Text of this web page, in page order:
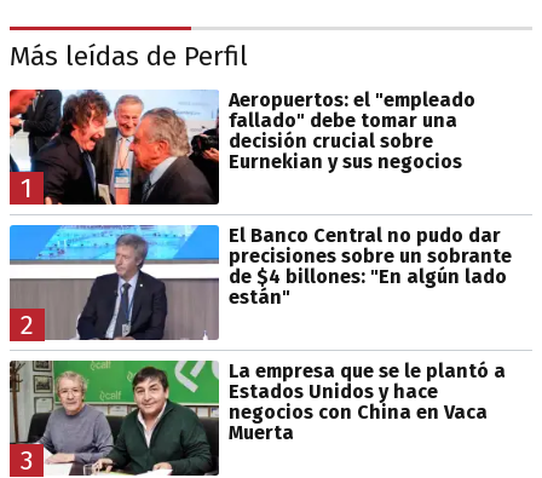
Más leídas de Perfil
1
Aeropuertos: el "empleado
fallado" debe tomar una
decisión crucial sobre
Eurnekian y sus negocios
2
El Banco Central no pudo dar
precisiones sobre un sobrante
de $4 billones: "En algún lado
están"
3
La empresa que se le plantó a
Estados Unidos y hace
negocios con China en Vaca
Muerta